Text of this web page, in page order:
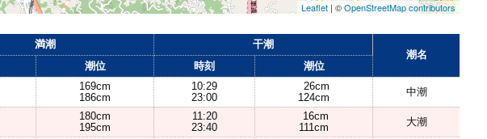
Leaflet | ©OpenStreetMap contributors
満潮
干潮
潮名
潮位 時刻 潮位
169cm
186cm
10:29
23:00
26cm
124cm
中潮
180cm
195cm
11:20
23:40
16cm
111cm
大潮